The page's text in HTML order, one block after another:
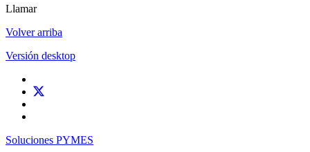
Llamar
Volver arriba
Versión desktop
Soluciones PYMES